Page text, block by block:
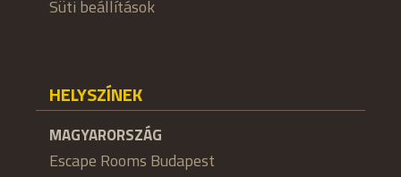
Süti beállítások
HELYSZÍNEK
MAGYARORSZÁG
Escape Rooms Budapest